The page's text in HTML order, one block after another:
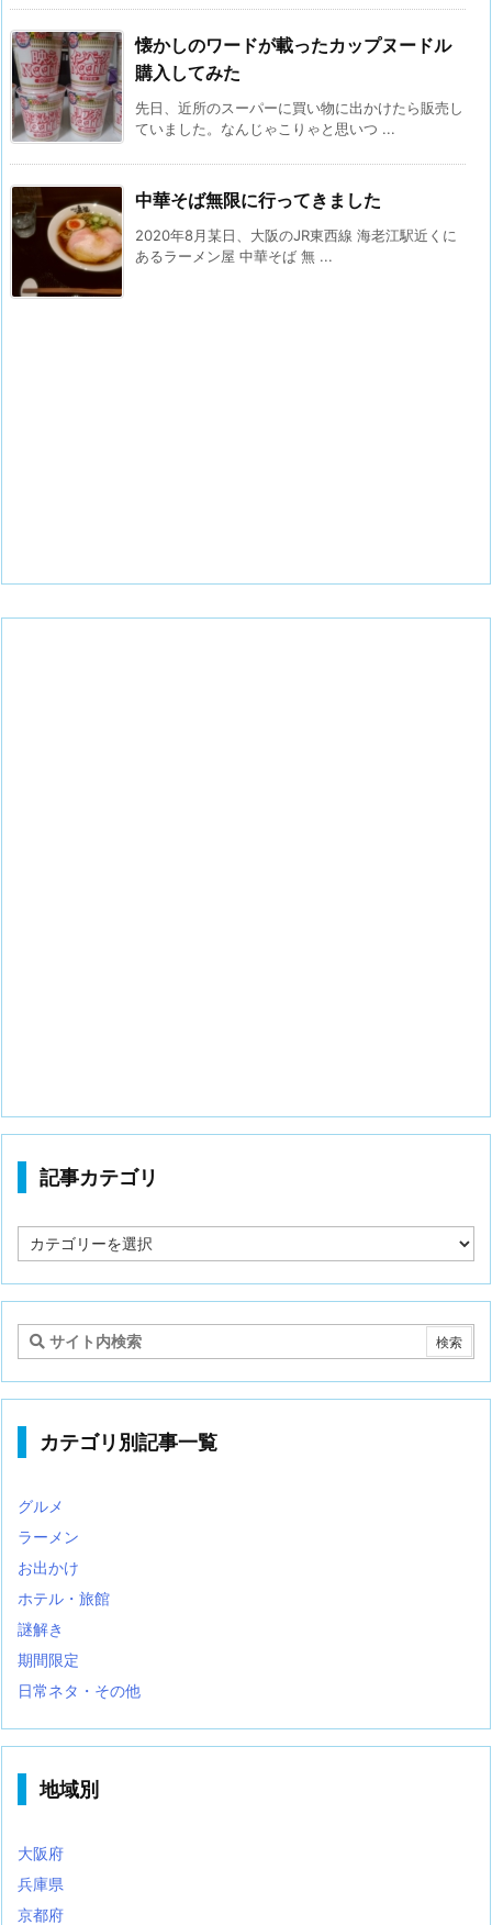
懐かしのワードが載ったカップヌードル
購入してみた
先日、近所のスーパーに買い物に出かけたら販売し
ていました。なんじゃこりゃと思いつ ...
中華そば無限に行ってきました
2020年8月某日、大阪のJR東西線 海老江駅近くに
あるラーメン屋 中華そば 無 ...
記事カテゴリ
事
テ
リ
カテゴリ別記事一覧
グルメ
ラーメン
お出かけ
ホテル・旅館
謎解き
期間限定
日常ネタ・その他
地域別
大阪府
兵庫県
京都府